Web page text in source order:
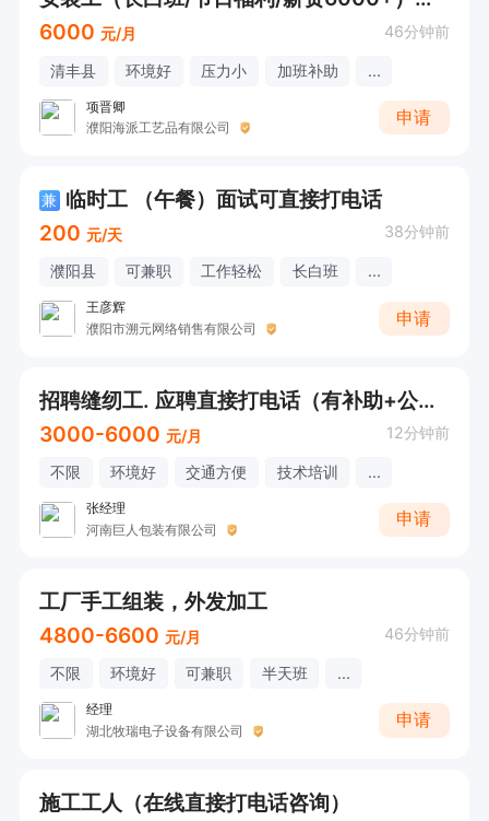
6000 元/月 46分钟前
清丰县 环境好 压力小 加班补助 ...
项晋卿
濮阳海派工艺品有限公司
申请
兼 临时工 （午餐）面试可直接打电话
200 元/天 38分钟前
濮阳县 可兼职 工作轻松 长白班 ...
王彦辉
濮阳市溯元网络销售有限公司
申请
招聘缝纫工. 应聘直接打电话（有补助+公休四天+有无经验均可)
3000-6000 元/月 12分钟前
不限 环境好 交通方便 技术培训 ...
张经理
河南巨人包装有限公司
申请
工厂手工组装，外发加工
4800-6600 元/月 46分钟前
不限 环境好 可兼职 半天班 ...
经理
湖北牧瑞电子设备有限公司
申请
施工工人（在线直接打电话咨询）